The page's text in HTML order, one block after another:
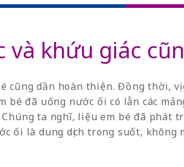
và khứu giác
cũng dần hoàn thiện. Đồng thời,
bé đã uống nước ối có lẫn các
ta nghĩ, liệu em bé đã phát
ối là dung dịch trong suốt,